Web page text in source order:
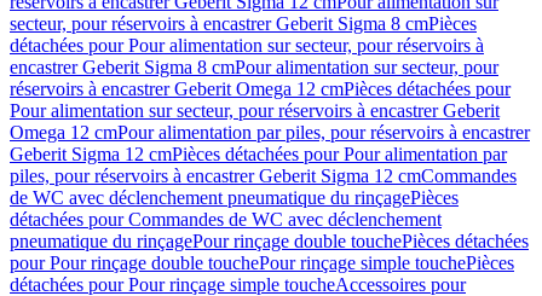
secteur, pour réservoirs à encastrer Geberit Sigma 8 cmPièces
détachées pour Pour alimentation sur secteur, pour réservoirs à
encastrer Geberit Sigma 8 cmPour alimentation sur secteur, pour
réservoirs à encastrer Geberit Omega 12 cmPièces détachées pour
Pour alimentation sur secteur, pour réservoirs à encastrer Geberit
Omega 12 cmPour alimentation par piles, pour réservoirs à encastrer
Geberit Sigma 12 cmPièces détachées pour Pour alimentation par
piles, pour réservoirs à encastrer Geberit Sigma 12 cmCommandes
de WC avec déclenchement pneumatique du rinçagePièces
détachées pour Commandes de WC avec déclenchement
pneumatique du rinçagePour rinçage double touchePièces détachées
pour Pour rinçage double touchePour rinçage simple touchePièces
détachées pour Pour rinçage simple toucheAccessoires pour